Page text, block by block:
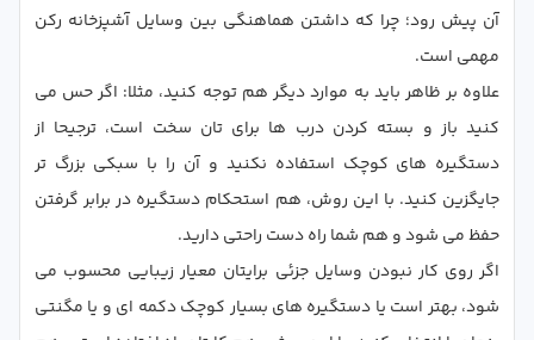
آن پیش رود؛ چرا که داشتن هماهنگی بین وسایل آشپزخانه رکن
مهمی است.
علاوه بر ظاهر باید به موارد دیگر هم توجه کنید، مثلا: اگر حس می
کنید باز و بسته کردن درب ها برای تان سخت است، ترجیحا از
دستگیره های کوچک استفاده نکنید و آن را با سبکی بزرگ تر
جایگزین کنید. با این روش، هم استحکام دستگیره در برابر گرفتن
حفظ می شود و هم شما راه دست راحتی دارید.
اگر روی کار نبودن وسایل جزئی برایتان معیار زیبایی محسوب می
شود، بهتر است یا دستگیره های بسیار کوچک دکمه ای و یا مگنتی